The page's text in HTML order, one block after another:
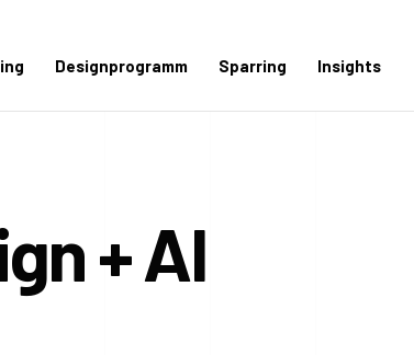
Designprogramm Sparring Insights
+ AI